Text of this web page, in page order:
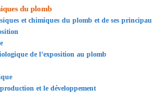
du plomb
et chimiques du plomb et de ses
de l'exposition au plomb
et le développement